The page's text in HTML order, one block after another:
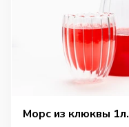
Морс из клюквы 1л.